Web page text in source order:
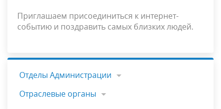
Приглашаем присоединиться к интернет-
событию и поздравить самых близких людей.
Отделы Администрации
Отраслевые органы